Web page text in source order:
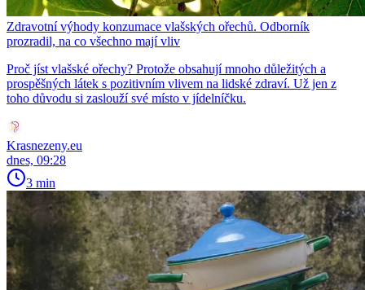
Zdravotní výhody konzumace vlašských ořechů. Odborník
prozradil, na co všechno mají vliv
Proč jíst vlašské ořechy? Protože obsahují mnoho důležitých a
prospěšných látek s pozitivním vlivem na lidské zdraví. Už jen z
toho důvodu si zaslouží své místo v jídelníčku.
Krasnezeny.eu
dnes, 09:28
3 min